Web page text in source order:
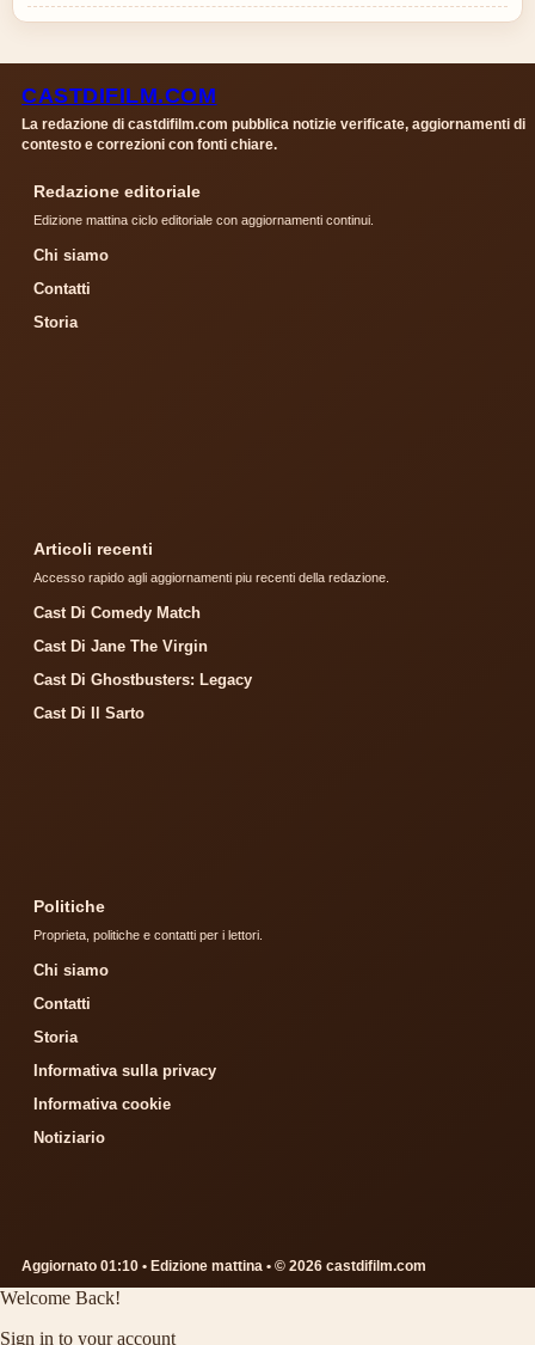
CASTDIFILM.COM
La redazione di castdifilm.com pubblica notizie verificate, aggiornamenti di
contesto e correzioni con fonti chiare.
Redazione editoriale
Edizione mattina ciclo editoriale con aggiornamenti continui.
Chi siamo
Contatti
Storia
Articoli recenti
Accesso rapido agli aggiornamenti piu recenti della redazione.
Cast Di Comedy Match
Cast Di Jane The Virgin
Cast Di Ghostbusters: Legacy
Cast Di Il Sarto
Politiche
Proprieta, politiche e contatti per i lettori.
Chi siamo
Contatti
Storia
Informativa sulla privacy
Informativa cookie
Notiziario
Aggiornato 01:10 • Edizione mattina • © 2026 castdifilm.com
Welcome Back!
Sign in to your account